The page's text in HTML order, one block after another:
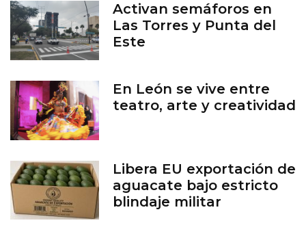
Activan semáforos en
Las Torres y Punta del
Este
En León se vive entre
teatro, arte y creatividad
Libera EU exportación de
aguacate bajo estricto
blindaje militar